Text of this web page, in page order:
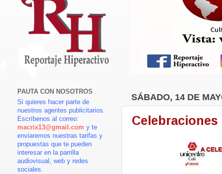
SÁBADO, 14 DE
PAUTA CON NOSOTROS
Si quieres hacer parte de
nuestros agentes publicitarios.
Escríbenos al correo:
macrix13@gmail.com y te
enviaremos nuestras tarifas y
propuestas que te pueden
interesar en la parrilla
audiovisual, web y redes
sociales.